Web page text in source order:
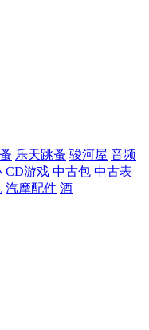
乐天跳蚤 骏河屋 音频
CD游戏 中古包 中古表
汽摩配件 酒